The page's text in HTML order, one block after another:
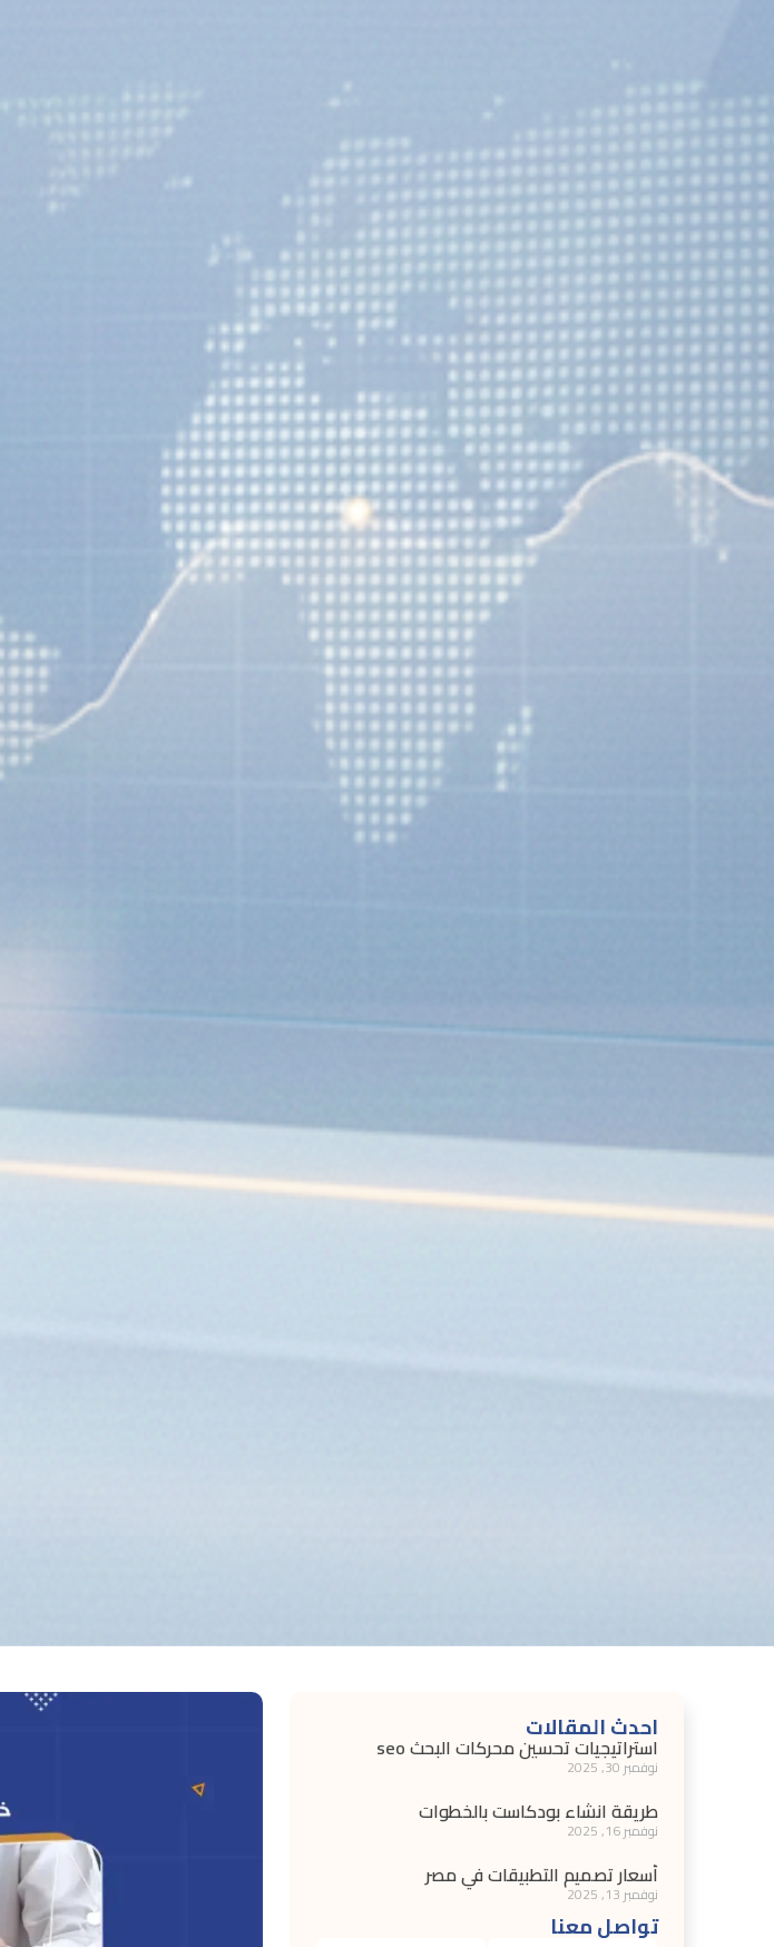
احدث المقالات
استراتيجيات تحسين محركات البحث seo
نوفمبر 30, 2025
طريقة انشاء بودكاست بالخطوات
نوفمبر 16, 2025
أسعار تصميم التطبيقات في مصر
نوفمبر 13, 2025
تواصل معنا